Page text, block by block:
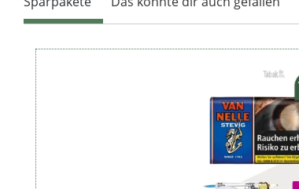
Produktgalerie überspringen